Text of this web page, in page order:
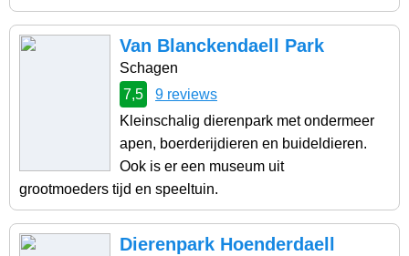
Van Blanckendaell Park
Schagen
7,5
9 reviews
Kleinschalig dierenpark met ondermeer
apen, boerderijdieren en buideldieren.
Ook is er een museum uit
grootmoeders tijd en speeltuin.
Dierenpark Hoenderdaell